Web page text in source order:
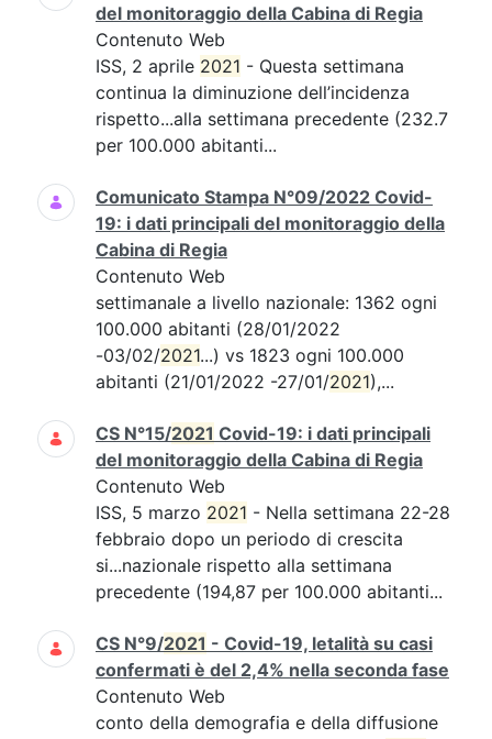
del monitoraggio della Cabina di Regia
Contenuto Web
ISS, 2 aprile 2021 - Questa settimana
continua la diminuzione dell’incidenza
rispetto...alla settimana precedente (232.7
per 100.000 abitanti...
Comunicato Stampa N°09/2022 Covid-
19: i dati principali del monitoraggio della
Cabina di Regia
Contenuto Web
settimanale a livello nazionale: 1362 ogni
100.000 abitanti (28/01/2022
-03/02/2021...) vs 1823 ogni 100.000
abitanti (21/01/2022 -27/01/2021),...
CS N°15/2021 Covid-19: i dati principali
del monitoraggio della Cabina di Regia
Contenuto Web
ISS, 5 marzo 2021 - Nella settimana 22-28
febbraio dopo un periodo di crescita
si...nazionale rispetto alla settimana
precedente (194,87 per 100.000 abitanti...
CS N°9/2021 - Covid-19, letalità su casi
confermati è del 2,4% nella seconda fase
Contenuto Web
conto della demografia e della diffusione